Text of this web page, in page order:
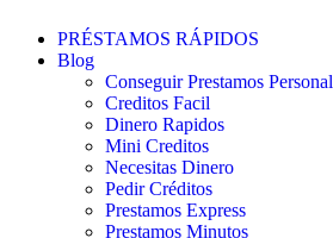
PRÉSTAMOS RÁPIDOS
Blog
Conseguir Prestamos Personal
Creditos Facil
Dinero Rapidos
Mini Creditos
Necesitas Dinero
Pedir Créditos
Prestamos Express
Prestamos Minutos